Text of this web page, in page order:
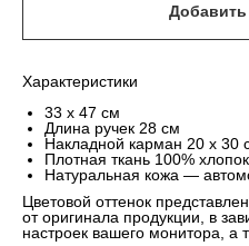
Добавить
Характеристики
33 x 47 см
Длина ручек 28 см
Накладной карман 20 х 30
Плотная ткань 100% хлопок
Натуральная кожа —
Цветовой оттенок
от оригинала продукции, в
настроек вашего монитора, а